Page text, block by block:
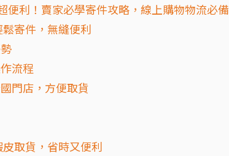
便利！賣家必學寄件攻略，線上購物物流必備
寄件，無縫便利
流程
門店，方便取貨
取貨，省時又便利